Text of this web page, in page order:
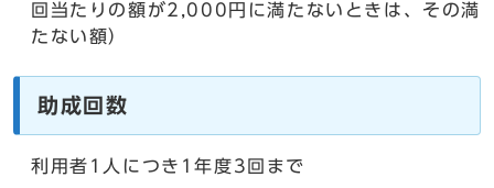
回当たりの額が2,000円に満たないときは、その満
たない額）
助成回数
利用者1人につき1年度3回まで